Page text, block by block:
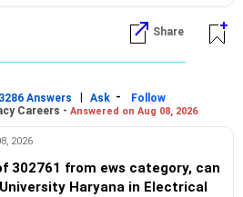
I would reduce such complexity.
by reviewing the syllabus, then look
the turnover rate) and the
labs, which are crucial.
your course, consider taking an
job employability.
Share
3286 Answers | Ask -
Follow
Careers - Answered on Aug 08, 2026
2026
302761 from ews category, can
Haryana in Electrical